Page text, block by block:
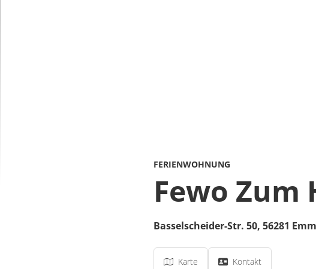
FERIENWOHNUNG
Fewo
Basselscheider-Str. 50, 56281
Karte Kontakt